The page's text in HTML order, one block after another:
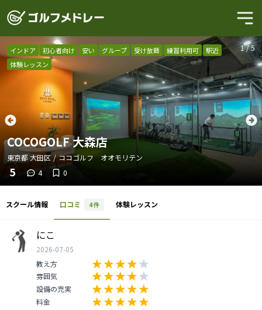
1/5
インドア 初心者向け 安い グループ 受け放題 練習利用可
駅近
体験レッスン
COCOGOLF 大森店
東京都 大田区 / ココゴルフ オオモリテン
5 4 0
スクール情報 口コミ 4件 体験レッスン
にこ
2026-07-05
教え方
雰囲気
設備の充実
料金